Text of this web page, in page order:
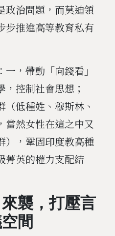
政治問題，而莫迪領
步推進高等教育私有
一，帶動「向錢看」
控制社會思想；
低種姓、穆斯林、
當然女性在這之中又
），鞏固印度教高種
菁英的權力支配結
來襲，打壓言
間